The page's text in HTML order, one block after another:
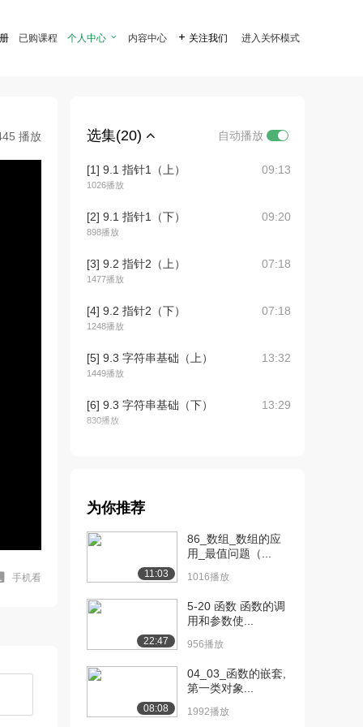
已购课程 个人中心  内容中心  关注我们 进入关怀模式
播放
手机看
选集(20) 自动播放
[1] 9.1 指针1（上）
1026播放
09:13
[2] 9.1 指针1（下）
898播放
09:20
[3] 9.2 指针2（上）
1477播放
07:18
[4] 9.2 指针2（下）
1248播放
07:18
[5] 9.3 字符串基础（上）
1449播放
13:32
[6] 9.3 字符串基础（下）
830播放
13:29
[8] 9.4 字符串处理库函数
（下）
[9] 9.5 字符串应用举例
（上）
888播放
[10] 9.5 字符串应用举例
（中）
1231播放
[11] 9.5 字符串应用举例
为你推荐
11:03
86_数组_数组的应
用_最值问题（...
1016播放
22:47
5-20 函数 函数的调
用和参数使...
956播放
08:08
04_03_函数的嵌套,
第一类对象...
1992播放